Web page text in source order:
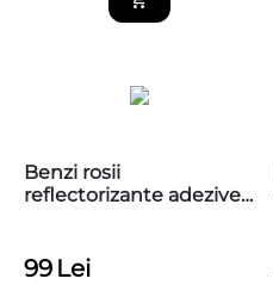
Benzi rosii
reflectorizante adezive,
99 Lei